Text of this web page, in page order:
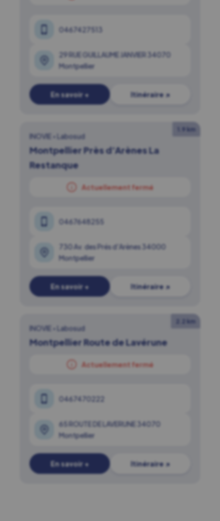
0467427513
29 RUE GUILLAUME JANVIER 34070
Montpellier
En savoir + Itinéraire ↗
1.9 km
INOVIE • Labosud
Montpellier Près d’Arènes La
Restanque
Actuellement fermé
0467648255
730 Av. des Prés d'Arènes 34000
Montpellier
En savoir + Itinéraire ↗
2.2 km
INOVIE • Labosud
Montpellier Route de Lavérune
Actuellement fermé
0467470222
65 ROUTE DE LAVERUNE 34070
Montpellier
En savoir + Itinéraire ↗